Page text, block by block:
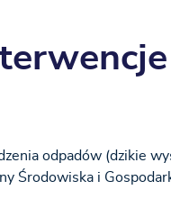
odpadów (dzikie
Środowiska i